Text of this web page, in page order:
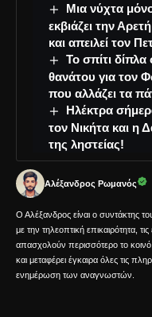
Μια νύχτα
εκβιάζει την
και απειλεί τον
Το σπίτι
θανάτου για τον
που αλλάζει τα
Ηλέκτρα
τον Νικήτα και η
της ληστείας!
Αλέξανδρος Ρωμανός
Ο Αλέξανδρος είναι ο συντάκτης
με την τηλεοπτική επικαιρότητα,
απασχολούν περισσότερο το
και μεταφέρει έγκαιρα όλες τις
ενημέρωση των αναγνωστών.